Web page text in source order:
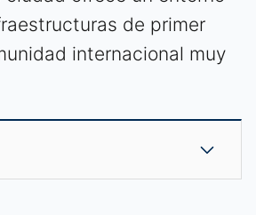
de primer
internacional muy